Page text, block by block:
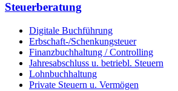
Steuerberatung
Digitale Buchführung
Erbschaft-/Schenkungsteuer
Finanzbuchhaltung / Controlling
Jahresabschluss u. betriebl. Steuern
Lohnbuchhaltung
Private Steuern u. Vermögen